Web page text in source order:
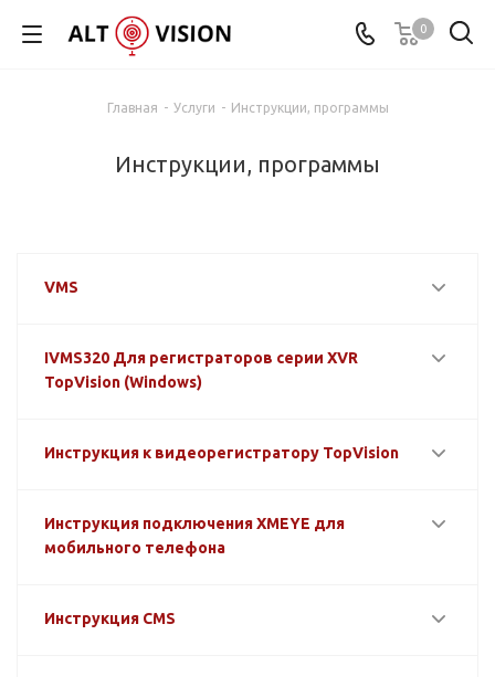
0
Главная - Услуги - Инструкции, программы
Инструкции, программы
VMS
IVMS320 Для регистраторов серии XVR
TopVision (Windows)
Инструкция к видеорегистратору TopVision
Инструкция подключения XMEYE для
мобильного телефона
Инструкция CMS